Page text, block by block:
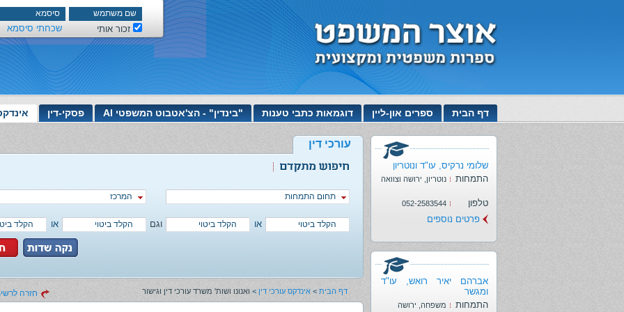
זכור אותי שכחתי סיסמא
דף הבית ספרים און-ליין דוגמאות כתבי טענות "בינדין" - הצ'אטבוט המשפטי AI פסקי-דין
שלומי נרקיס, עו"ד ונוטריון
התמחות
נוטריון, ירושה וצוואה
טלפון 052-2583544
פרטים נוספים
אברהם יאיר רואש, עו"ד
ומגשר
התמחות
משפחה, ירושה
עורכי דין
תחום התמחות המרכז
או וגם או
חזרה דף הבית > אינדקס עורכי דין > ואנונו ושות' משרד עורכי דין וגישור